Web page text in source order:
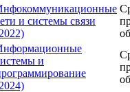
и системы связи
и